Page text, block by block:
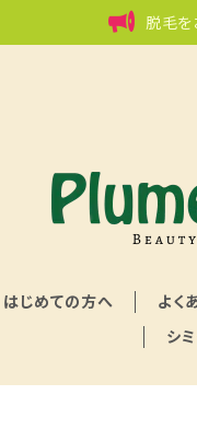
脱毛を
はじめての方へ よく
シ